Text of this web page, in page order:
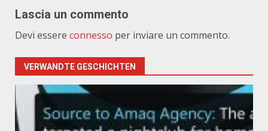
Lascia un commento
Devi essere connesso per inviare un commento.
VERWANDTE GESCHICHTEN